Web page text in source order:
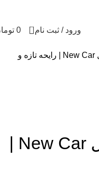
ورود / ثبت نام 0
0
خوشبوکننده کارتی لیتل تریس مدل New Car | رایحه تازه و
خوشبوکننده کارتی لیتل تریس مدل New Car |